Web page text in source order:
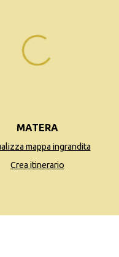
MATERA
mappa ingrandita
Crea itinerario